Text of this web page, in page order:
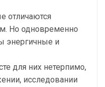
отличаются
Но одновременно
энергичные и
для них нетерпимо,
исследовании